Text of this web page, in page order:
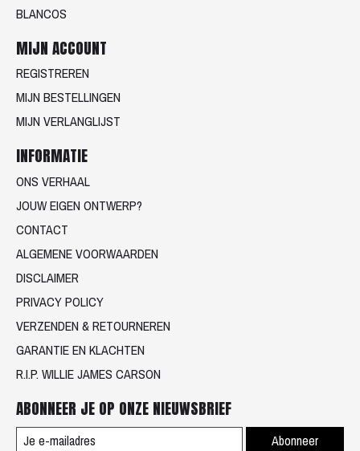
BLANCOS
MIJN ACCOUNT
REGISTREREN
MIJN BESTELLINGEN
MIJN VERLANGLIJST
INFORMATIE
ONS VERHAAL
JOUW EIGEN ONTWERP?
CONTACT
ALGEMENE VOORWAARDEN
DISCLAIMER
PRIVACY POLICY
VERZENDEN & RETOURNEREN
GARANTIE EN KLACHTEN
R.I.P. WILLIE JAMES CARSON
ABONNEER JE OP ONZE NIEUWSBRIEF
Abonneer